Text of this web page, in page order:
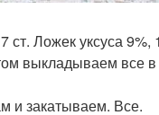
Ложек уксуса 9%,
выкладываем все в
и закатываем. Все.